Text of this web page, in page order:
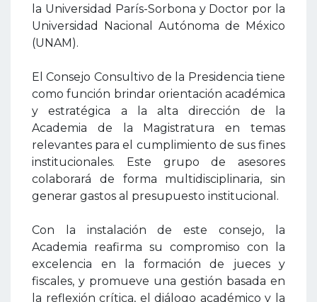
la Universidad París-Sorbona y Doctor por la
Universidad Nacional Autónoma de México
(UNAM).
El Consejo Consultivo de la Presidencia tiene
como función brindar orientación académica
y estratégica a la alta dirección de la
Academia de la Magistratura en temas
relevantes para el cumplimiento de sus fines
institucionales. Este grupo de asesores
colaborará de forma multidisciplinaria, sin
generar gastos al presupuesto institucional.
Con la instalación de este consejo, la
Academia reafirma su compromiso con la
excelencia en la formación de jueces y
fiscales, y promueve una gestión basada en
la reflexión crítica, el diálogo académico y la